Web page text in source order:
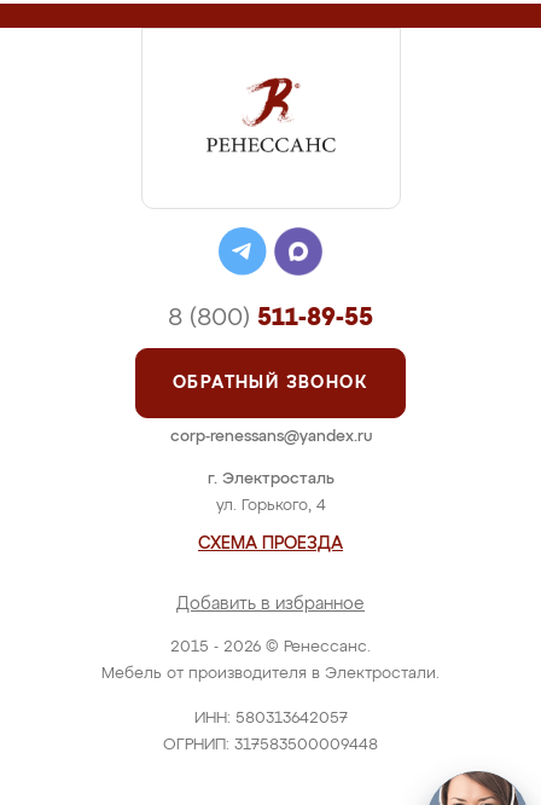
2015 - 2026 © Ренессанс.
Мебель от производителя в Электростали.
ИНН: 580313642057
ОГРНИП: 317583500009448
г. Электросталь
ул. Горького, 4
СХЕМА ПРОЕЗДА
Добавить в избранное
8 (800) 511-89-55
ОБРАТНЫЙ ЗВОНОК
corp-renessans@yandex.ru